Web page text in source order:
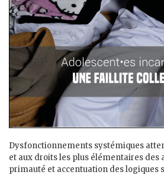
Dysfonctionnements systémiques
et aux droits les plus élémentaires des
primauté et accentuation des logiques